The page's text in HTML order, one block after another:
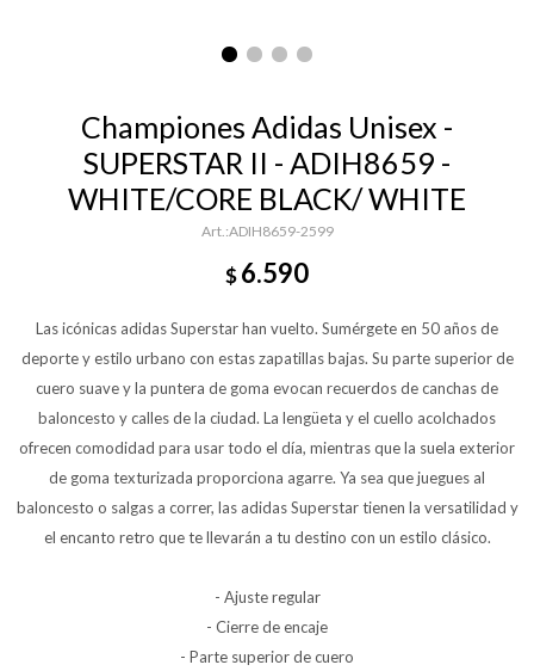
Championes Adidas Unisex -
SUPERSTAR II - ADIH8659 -
WHITE/CORE BLACK/ WHITE
ADIH8659-2599
$6.590
Las icónicas adidas Superstar han vuelto. Sumérgete en 50 años de
deporte y estilo urbano con estas zapatillas bajas. Su parte superior de
cuero suave y la puntera de goma evocan recuerdos de canchas de
baloncesto y calles de la ciudad. La lengüeta y el cuello acolchados
ofrecen comodidad para usar todo el día, mientras que la suela exterior
de goma texturizada proporciona agarre. Ya sea que juegues al
baloncesto o salgas a correr, las adidas Superstar tienen la versatilidad y
el encanto retro que te llevarán a tu destino con un estilo clásico.
- Ajuste regular
- Cierre de encaje
- Parte superior de cuero